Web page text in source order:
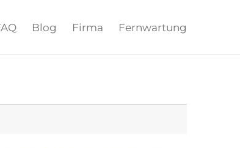
Blog Firma Fernwartung